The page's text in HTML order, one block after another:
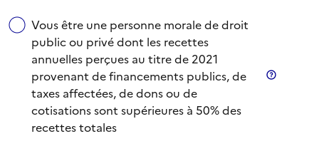
Vous être une personne morale de droit
public ou privé dont les recettes
annuelles perçues au titre de 2021
provenant de financements publics, de
taxes affectées, de dons ou de
cotisations sont supérieures à 50% des
recettes totales